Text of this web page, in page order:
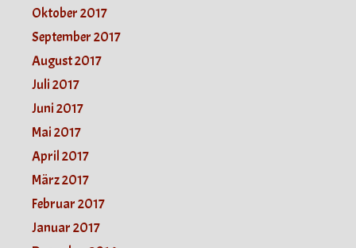
Oktober 2017
September 2017
August 2017
Juli 2017
Juni 2017
Mai 2017
April 2017
März 2017
Februar 2017
Januar 2017